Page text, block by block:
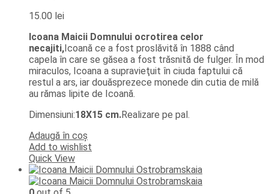
15.00 lei
Icoana Maicii Domnului ocrotirea celor
necajiti,Icoană ce a fost proslăvită în 1888 când
capela în care se găsea a fost trăsnită de fulger. În mod
miraculos, Icoana a supravieţuit în ciuda faptului că
restul a ars, iar douăsprezece monede din cutia de milă
au rămas lipite de Icoană.
Dimensiuni:18X15 cm.Realizare pe pal.
Adaugă în coș
Add to wishlist
Quick View